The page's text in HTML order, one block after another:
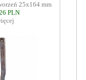
25x164 mm
PLN